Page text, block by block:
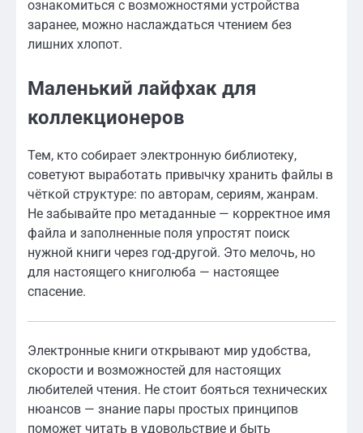
ознакомиться с возможностями устройства
заранее, можно наслаждаться чтением без
лишних хлопот.
Маленький лайфхак для
коллекционеров
Тем, кто собирает электронную библиотеку,
советуют выработать привычку хранить файлы в
чёткой структуре: по авторам, сериям, жанрам.
Не забывайте про метаданные — корректное имя
файла и заполненные поля упростят поиск
нужной книги через год-другой. Это мелочь, но
для настоящего книголюба — настоящее
спасение.
Электронные книги открывают мир удобства,
скорости и возможностей для настоящих
любителей чтения. Не стоит бояться технических
нюансов — знание пары простых принципов
поможет читать в удовольствие и быть